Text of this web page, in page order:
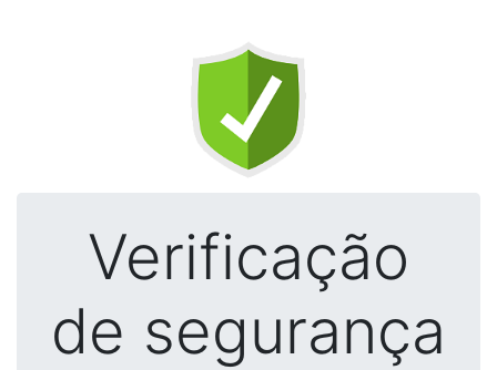
Verificação
de segurança